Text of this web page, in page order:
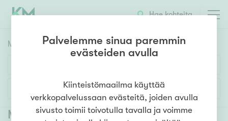
Hae kohteita
Myyntikohteet
1h 2h 3h 4h 5h+
Lisää hakuehtoja
Myytävät asunnot Hamina Tallinmäki
Palvelemme sinua paremmin
evästeiden avulla
Kiinteistömaailma käyttää
verkkopalvelussaan evästeitä, joiden avulla
sivusto toimii toivotulla tavalla ja voimme